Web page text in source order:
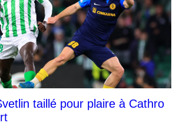
taillé pour plaire à Cathro